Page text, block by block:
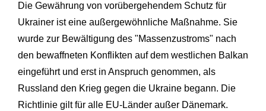
Die Gewährung von vorübergehendem Schutz für
Ukrainer ist eine außergewöhnliche Maßnahme. Sie
wurde zur Bewältigung des "Massenzustroms" nach
den bewaffneten Konflikten auf dem westlichen Balkan
eingeführt und erst in Anspruch genommen, als
Russland den Krieg gegen die Ukraine begann. Die
Richtlinie gilt für alle EU-Länder außer Dänemark.